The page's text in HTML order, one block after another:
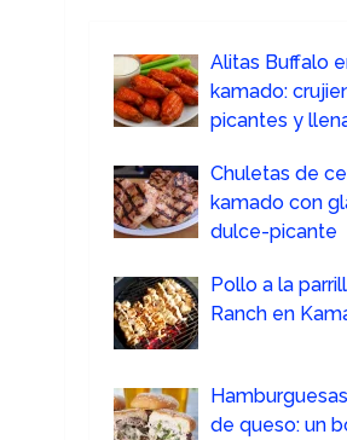
Alitas Buffalo
kamado:
picantes y
Chuletas de
kamado con
dulce-picante
Pollo a la
Ranch en
de queso: un